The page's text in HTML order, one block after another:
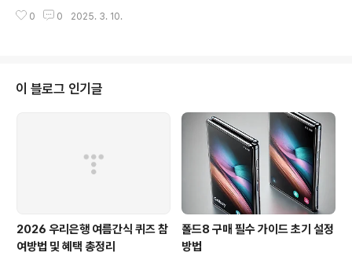
cURL 확장이 활성화되어 있어야 합니다.보통 기본적으로
essages' => [ ['role' => 'system', 'content' => '당신
은 데이터를 분석하고 요약하는 전문가입니다.'], ['role'
=> 'user', 'content' => $prompt] ], 'temper..
0 0 2025. 3. 10.
이 블로그 인기글
2026 우리은행 여름간식 퀴즈 참
여방법 및 혜택 총정리
폴드8 구매 필수 가이드 초기 설정
방법